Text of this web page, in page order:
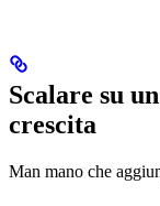
Scalare su
crescita
Man mano che